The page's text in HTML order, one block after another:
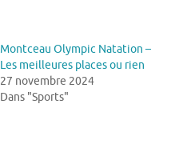
Montceau Olympic Natation –
Les meilleures places ou rien
27 novembre 2024
Dans "Sports"